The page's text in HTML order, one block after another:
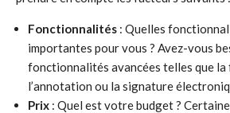
Fonctionnalités : Quelles
importantes pour vous ? Avez-vous
fonctionnalités avancées telles que la
l’annotation ou la signature
Prix : Quel est votre budget ?